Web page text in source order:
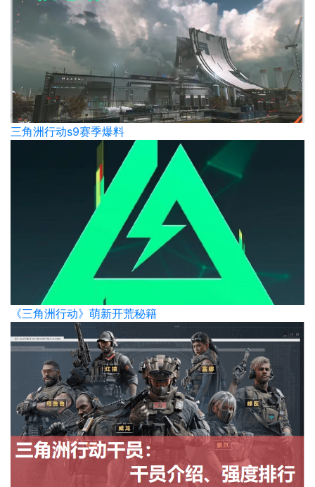
三角洲行动s9赛季爆料
《三角洲行动》萌新开荒秘籍